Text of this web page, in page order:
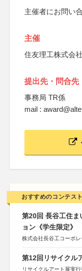
主催者にお問い
主催
住友理工株式会社
提出先・問合先
事務局 TR係
mail :
おすすめのコンテスト
第20回 長谷工住ま
ョン《学生限定》
株式会社長谷工コーポレ
第12回リサイクル
リサイクルアート展実